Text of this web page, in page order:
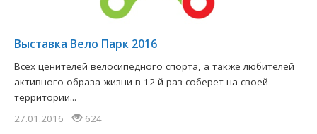
​Выставка Вело Парк 2016
Всех ценителей велосипедного спорта, а также любителей
активного образа жизни в 12-й раз соберет на своей
территории...
27.01.2016
624